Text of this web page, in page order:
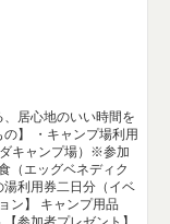
、居心地のいい時間を
】 ・キャンプ場利用
キャンプ場）※参加
（エッグベネディク
湯利用券二日分（イベ
ン】 キャンプ用品